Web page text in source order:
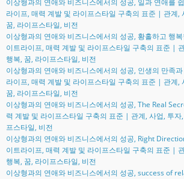
이상형과의 연애와 비즈니스에서의 성공, 일과 연애를
라이프, 매력 계발 및 라이프스타일 구축의 표준 | 관계,
꿈, 라이프스타일, 비전
이상형과의 연애와 비즈니스에서의 성공, 황홀하고 행
이트라이프, 매력 계발 및 라이프스타일 구축의 표준 |
행복, 꿈, 라이프스타일, 비전
이상형과의 연애와 비즈니스에서의 성공, 인생의 만족
라이프, 매력 계발 및 라이프스타일 구축의 표준 | 관계,
꿈, 라이프스타일, 비전
이상형과의 연애와 비즈니스에서의 성공, The Real
력 계발 및 라이프스타일 구축의 표준 | 관계, 사업, 투자
프스타일, 비전
이상형과의 연애와 비즈니스에서의 성공, Right
이트라이프, 매력 계발 및 라이프스타일 구축의 표준 |
행복, 꿈, 라이프스타일, 비전
이상형과의 연애와 비즈니스에서의 성공, success of